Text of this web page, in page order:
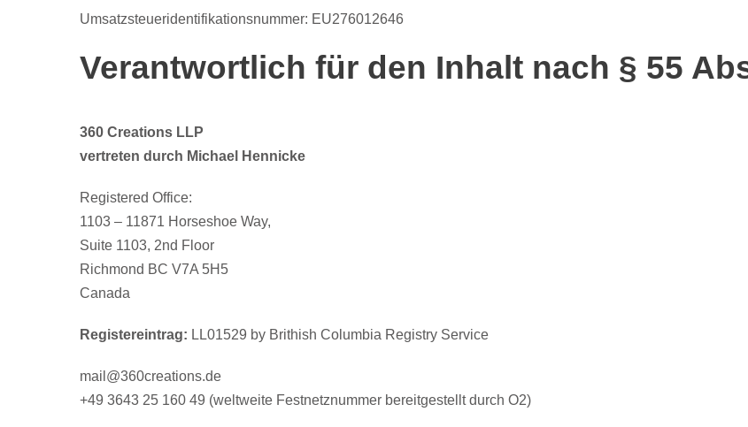
Umsatzsteueridentifikationsnummer: EU276012646
Verantwortlich für den Inhalt nach § 55
360 Creations LLP
vertreten durch Michael Hennicke
Registered Office:
1103 – 11871 Horseshoe Way,
Suite 1103, 2nd Floor
Richmond BC V7A 5H5
Canada
Registereintrag: LL01529 by Brithish Columbia Registry Service
mail@360creations.de
+49 3643 25 160 49 (weltweite Festnetznummer bereitgestellt durch O2)